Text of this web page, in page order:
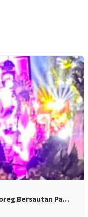
Bersautan Pa…